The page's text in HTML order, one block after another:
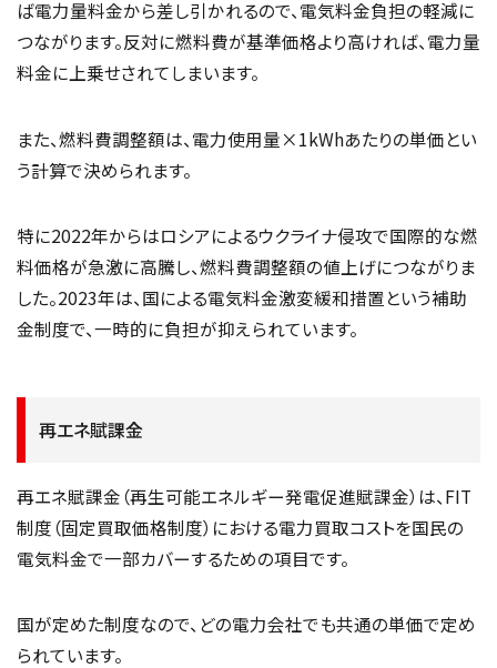
ば電力量料金から差し引かれるので、電気料金負担の軽減に
つながります。反対に燃料費が基準価格より高ければ、電力量
料金に上乗せされてしまいます。
また、燃料費調整額は、電力使用量×1kWhあたりの単価とい
う計算で決められます。
特に2022年からはロシアによるウクライナ侵攻で国際的な燃
料価格が急激に高騰し、燃料費調整額の値上げにつながりま
した。2023年は、国による電気料金激変緩和措置という補助
金制度で、一時的に負担が抑えられています。
再エネ賦課金
再エネ賦課金（再生可能エネルギー発電促進賦課金）は、FIT
制度（固定買取価格制度）における電力買取コストを国民の
電気料金で一部カバーするための項目です。
国が定めた制度なので、どの電力会社でも共通の単価で定め
られています。